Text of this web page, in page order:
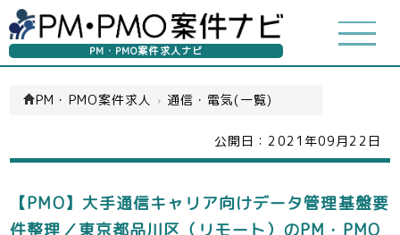
PM・PMO案件求人ナビ
PM・PMO案件求人 › 通信・電気(一覧)
公開日： 2021年09月22日
【PMO】大手通信キャリア向けデータ管理基盤要
件整理／東京都品川区（リモート）のPM・PMO